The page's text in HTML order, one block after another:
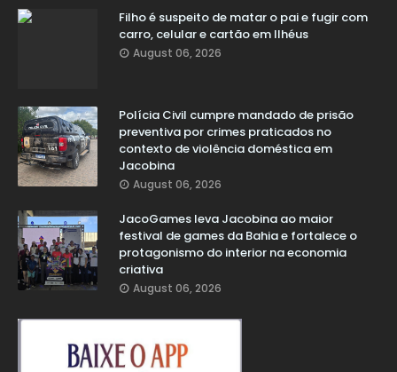
Filho é suspeito de matar o pai e fugir com
carro, celular e cartão em Ilhéus
August 06, 2026
Polícia Civil cumpre mandado de prisão
preventiva por crimes praticados no
contexto de violência doméstica em
Jacobina
August 06, 2026
JacoGames leva Jacobina ao maior
festival de games da Bahia e fortalece o
protagonismo do interior na economia
criativa
August 06, 2026